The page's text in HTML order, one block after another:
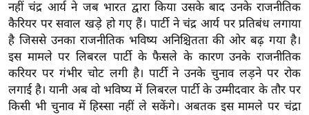
ग
इं
डि
या
सा
हि
नहीं चंद्र आर्य ने जब भारत द्वारा किया उसके बाद उनके राजनीतिक
कैरियर पर सवाल खड़े हो गए हैं। पार्टी ने चंद्र आर्य पर प्रतिबंध लगाया
है जिससे उनका राजनीतिक भविष्य अनिश्चितता की ओर बढ़ गया है।
इस मामले पर लिबरल पार्टी के फैसले के कारण उनके राजनीतिक
करियर पर गंभीर चोट लगी है। पार्टी ने उनके चुनाव लड़ने पर रोक
लगाई है। यानी अब वो भविष्य में लिबरल पार्टी के उम्मीदवार के तौर पर
किसी भी चुनाव में हिस्सा नहीं ले सकेंगे। अबतक इस मामले पर चंद्रा